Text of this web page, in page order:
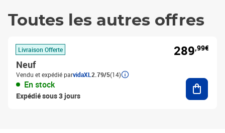
Toutes les autres offres
Livraison Offerte
Neuf
Vendu et expédié parvidaXL 2.79/5(14)
En stock
Expédié sous 3 jours
289,99€